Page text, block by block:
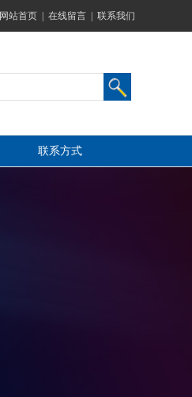
网站首页 在线留言 联系我们
联系方式